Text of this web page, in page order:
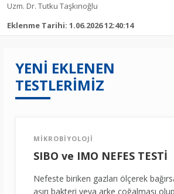
Uzm. Dr. Tutku Taşkınoğlu
Eklenme Tarihi: 1.06.2026 12:40:14
YENİ EKLENEN
TESTLERİMİZ
MİKROBİYOLOJİ
SIBO ve IMO NEFES TESTİ
Nefeste biriken gazları ölçerek
aşırı bakteri veya arke çoğalması olup